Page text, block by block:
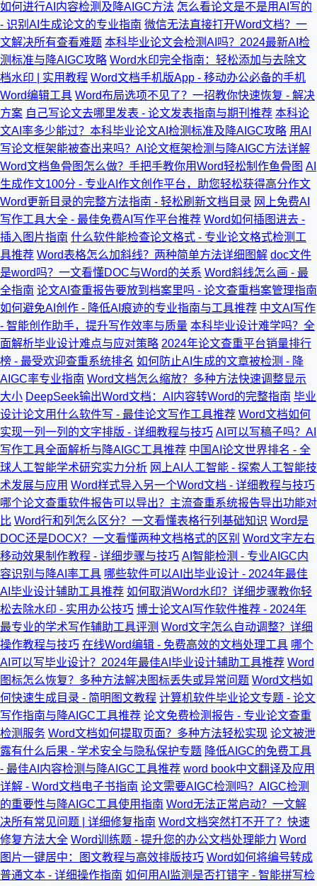
如何进行AI内容检测及降AIGC方法 怎么看论文是不是用AI写的
- 识别AI生成论文的专业指南 微信无法直接打开Word文档？一
文解决所有查看难题 本科毕业论文会检测AI吗？2024最新AI检
测标准与降AIGC攻略 Word水印完全指南：轻松添加与去除文
档水印 | 实用教程 Word文档手机版App - 移动办公必备的手机
Word编辑工具 Word布局选项不见了？一招教你快速恢复 - 解决
方案 自己写论文去哪里发表 - 论文发表指南与期刊推荐 本科论
文AI率多少能过？本科毕业论文AI检测标准及降AIGC攻略 用AI
写论文框架能被查出来吗？AI论文框架检测与降AIGC方法详解
Word文档鱼骨图怎么做？手把手教你用Word轻松制作鱼骨图 AI
生成作文100分 - 专业AI作文创作平台，助您轻松获得高分作文
Word更新目录的完整方法指南 - 轻松刷新文档目录 网上免费AI
写作工具大全 - 最佳免费AI写作平台推荐 Word如何插图进去 -
插入图片指南 什么软件能检查论文格式 - 专业论文格式检测工
具推荐 Word表格怎么加斜线？两种简单方法详细图解 doc文件
是word吗？一文看懂DOC与Word的关系 Word斜线怎么画 - 最
全指南 论文AI查重报告要放到档案里吗 - 论文查重档案管理指南
如何避免AI创作 - 降低AI痕迹的专业指南与工具推荐 中文AI写作
- 智能创作助手，提升写作效率与质量 本科毕业设计难学吗？全
面解析毕业设计难点与应对策略 2024年论文查重平台销量排行
榜 - 最受欢迎查重系统排名 如何防止AI生成的文章被检测 - 降
AIGC率专业指南 Word文档怎么缩放？多种方法快速调整显示
大小 DeepSeek输出Word文档：AI内容转Word的完整指南 毕业
设计论文用什么软件写 - 最佳论文写作工具推荐 Word文档如何
实现一列一列的文字排版 - 详细教程与技巧 AI可以写稿子吗？AI
写作工具全面解析与降AIGC工具推荐 中国AI论文世界排名 - 全
球人工智能学术研究实力分析 网上AI人工智能 - 探索人工智能技
术发展与应用 Word样式导入另一个Word文档 - 详细教程与技巧
哪个论文查重软件报告可以导出？主流查重系统报告导出功能对
比 Word行和列怎么区分？一文看懂表格行列基础知识 Word是
DOC还是DOCX？一文看懂两种文档格式的区别 Word文字左右
移动效果制作教程 - 详细步骤与技巧 AI智能检测 - 专业AIGC内
容识别与降AI率工具 哪些软件可以AI出毕业设计 - 2024年最佳
AI毕业设计辅助工具推荐 如何取消Word水印？详细步骤教你轻
松去除水印 - 实用办公技巧 博士论文AI写作软件推荐 - 2024年
最专业的学术写作辅助工具评测 Word文字怎么自动调整？详细
操作教程与技巧 在线Word编辑 - 免费高效的文档处理工具 哪个
AI可以写毕业设计？2024年最佳AI毕业设计辅助工具推荐 Word
图标怎么恢复？多种方法解决图标丢失或异常问题 Word文档如
何快速生成目录 - 简明图文教程 计算机软件毕业论文专题 - 论文
写作指南与降AIGC工具推荐 论文免费检测报告 - 专业论文查重
检测服务 Word文档如何提取页面？多种方法轻松实现 论文被泄
露有什么后果 - 学术安全与隐私保护专题 降低AIGC的免费工具
- 最佳AI内容检测与降AIGC工具推荐 word book中文翻译及应用
详解 - Word文档电子书指南 论文需要AIGC检测吗？AIGC检测
的重要性与降AIGC工具使用指南 Word无法正常启动？一文解
决所有常见问题 | 详细修复指南 Word文档突然打不开了？快速
修复方法大全 Word训练题 - 提升您的办公文档处理能力 Word
图片一键居中：图文教程与高效排版技巧 Word如何将编号转成
普通文本 - 详细操作指南 如何用AI监测是否打错字 - 智能拼写检